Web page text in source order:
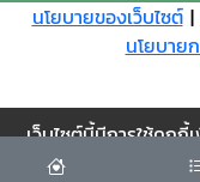
นโยบายของเว็บไซต์|
นโยบาย
Cookie
เว็บไซต์นี้มีการใช้คุก
ประสบการณ์การ